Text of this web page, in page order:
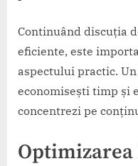
Continuând discuția
eficiente, este
aspectului practic.
economisești timp și
concentrezi pe